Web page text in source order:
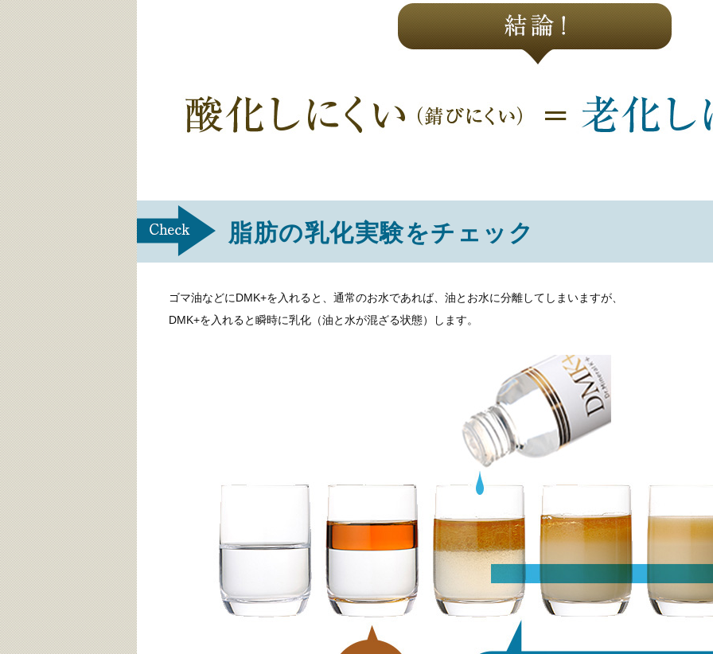
脂肪の乳化実験をチェック
ゴマ油などにDMK+を入れると、通常のお水であれば、油とお水に分離してしまいますが、
DMK+を入れると瞬時に乳化（油と水が混ざる状態）します。